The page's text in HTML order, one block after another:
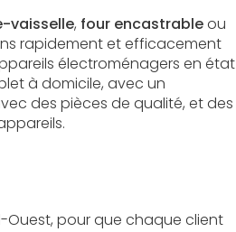
vaisselle, four encastrableou
rapidement et efficacement
électroménagers en état
à domicile, avec un
des pièces de qualité, et des
Ouest, pour que chaque client